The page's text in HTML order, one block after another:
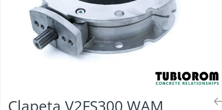
Clapeta V2FS300 WAM